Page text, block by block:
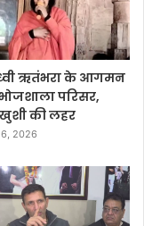
ऋतंभरा के आगमन
परिसर,
की लहर
2026